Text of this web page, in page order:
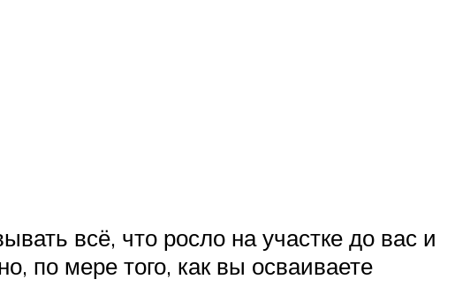
всё, что росло на участке до вас и
по мере того, как вы осваиваете